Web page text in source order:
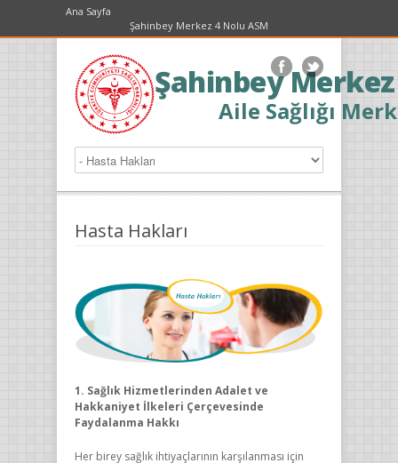
Ana Sayfa
Şahinbey Merkez 4 Nolu ASM
Şahinbey
Aile Sağlığı
Hasta Hakları
1. Sağlık Hizmetlerinden Adalet ve
Hakkaniyet İlkeleri Çerçevesinde
Faydalanma Hakkı
Her birey sağlık ihtiyaçlarının karşılanması için